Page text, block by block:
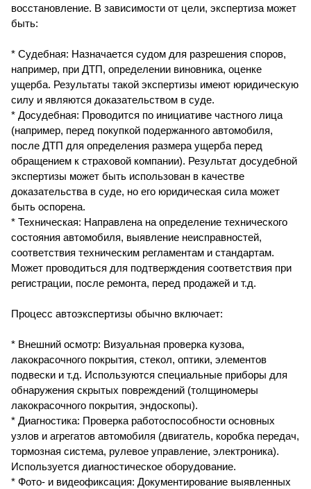
восстановление. В зависимости от цели, экспертиза может
быть:
* Судебная: Назначается судом для разрешения споров,
например, при ДТП, определении виновника, оценке
ущерба. Результаты такой экспертизы имеют юридическую
силу и являются доказательством в суде.
* Досудебная: Проводится по инициативе частного лица
(например, перед покупкой подержанного автомобиля,
после ДТП для определения размера ущерба перед
обращением к страховой компании). Результат досудебной
экспертизы может быть использован в качестве
доказательства в суде, но его юридическая сила может
быть оспорена.
* Техническая: Направлена на определение технического
состояния автомобиля, выявление неисправностей,
соответствия техническим регламентам и стандартам.
Может проводиться для подтверждения соответствия при
регистрации, после ремонта, перед продажей и т.д.
Процесс автоэкспертизы обычно включает:
* Внешний осмотр: Визуальная проверка кузова,
лакокрасочного покрытия, стекол, оптики, элементов
подвески и т.д. Используются специальные приборы для
обнаружения скрытых повреждений (толщиномеры
лакокрасочного покрытия, эндоскопы).
* Диагностика: Проверка работоспособности основных
узлов и агрегатов автомобиля (двигатель, коробка передач,
тормозная система, рулевое управление, электроника).
Используется диагностическое оборудование.
* Фото- и видеофиксация: Документирование выявленных